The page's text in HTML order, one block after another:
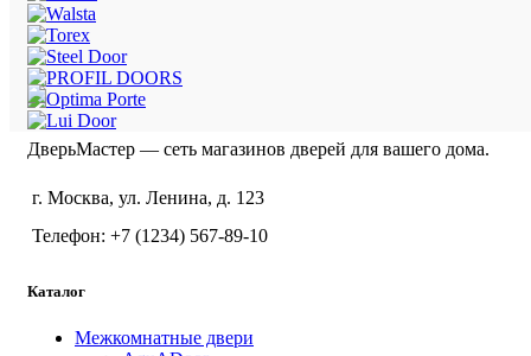
ДверьМастер — сеть магазинов дверей для вашего дома.
г. Москва, ул. Ленина, д. 123
Телефон: +7 (1234) 567-89-10
Каталог
Межкомнатные двери